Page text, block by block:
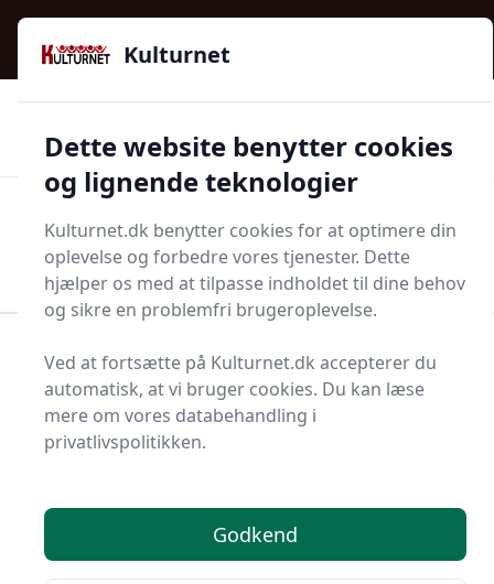
Kulturnet - Alt Det Gode I Livet | Din Kulturguide Siden
2016
97 kategorier 👍Kun godkendte butikker
Start søgning
Start søgning
Forside Husholdning Rengøring Gulvmaling
Gulvmalinger - 78 på
lager
Velkommen til den ultimative guide til gulvmaling.
Hvis du overvejer at give dine gulve et nyt liv, er du
Kulturnet
Dette website benytter cookies
og lignende teknologier
Kulturnet.dk benytter cookies for at optimere din
oplevelse og forbedre vores tjenester. Dette
hjælper os med at tilpasse indholdet til dine behov
og sikre en problemfri brugeroplevelse.
Ved at fortsætte på Kulturnet.dk accepterer du
automatisk, at vi bruger cookies. Du kan læse
mere om vores databehandling i
privatlivspolitikken.
Godkend